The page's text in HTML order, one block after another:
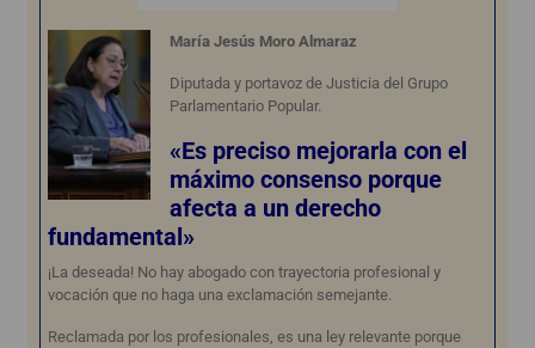
María Jesús Moro Almaraz
Diputada y portavoz de Justicia del Grupo
Parlamentario Popular.
«Es preciso mejorarla con el
máximo consenso porque
afecta a un derecho
fundamental»
¡La deseada! No hay abogado con trayectoria profesional y
vocación que no haga una exclamación semejante.
Reclamada por los profesionales, es una ley relevante porque